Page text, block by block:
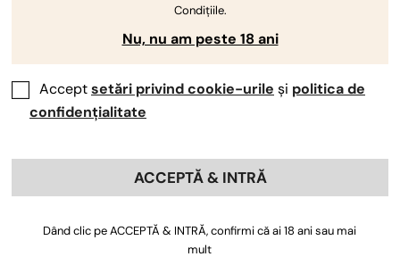
În acest articol, vom analiza în detaliu marijuana
medicinală și tot ce trebuie să știi despre aceasta.
Ce este marijuana medicinală?
Condițiile.
Nu, nu am peste 18 ani
Acceptsetări privind cookie-urile și politica de
confidențialitate
ACCEPTĂ & INTRĂ
Dând clic pe ACCEPTĂ & INTRĂ, confirmi că ai 18 ani sau mai
mult